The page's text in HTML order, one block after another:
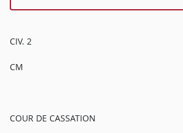
CIV. 2
CM
COUR DE CASSATION